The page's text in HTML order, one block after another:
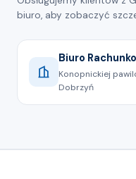
biuro, aby zobaczyć
Biuro
Konopnickiej
Dobrzyń